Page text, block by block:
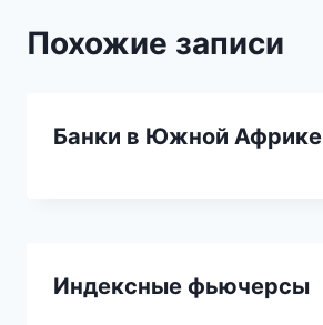
Похожие записи
Банки в Южной Африке
Индексные фьючерсы